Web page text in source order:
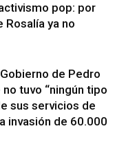
pop: por
Rosalía ya no
de Pedro
tuvo “ningún tipo
sus servicios de
invasión de 60.000